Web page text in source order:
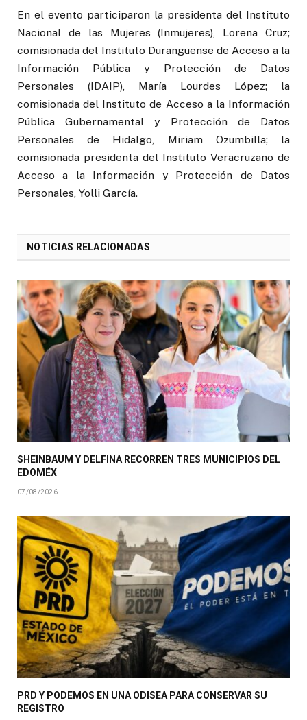
En el evento participaron la presidenta del Instituto
Nacional de las Mujeres (Inmujeres), Lorena Cruz;
comisionada del Instituto Duranguense de Acceso a la
Información Pública y Protección de Datos
Personales (IDAIP), María Lourdes López; la
comisionada del Instituto de Acceso a la Información
Pública Gubernamental y Protección de Datos
Personales de Hidalgo, Miriam Ozumbilla; la
comisionada presidenta del Instituto Veracruzano de
Acceso a la Información y Protección de Datos
Personales, Yolli García.
NOTICIAS RELACIONADAS
SHEINBAUM Y DELFINA RECORREN TRES MUNICIPIOS DEL
EDOMÉX
07/08/2026
PRD Y PODEMOS EN UNA ODISEA PARA CONSERVAR SU
REGISTRO